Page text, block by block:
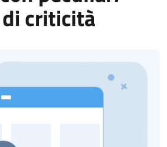
criticità